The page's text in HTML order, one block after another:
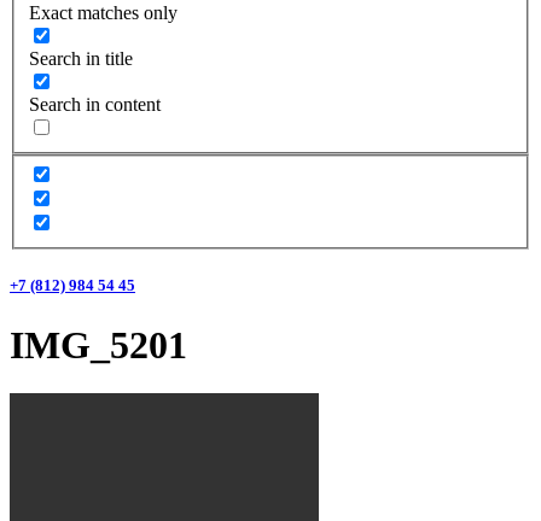
Exact matches only
Search in title
Search in content
+7 (812) 984 54 45
IMG_5201